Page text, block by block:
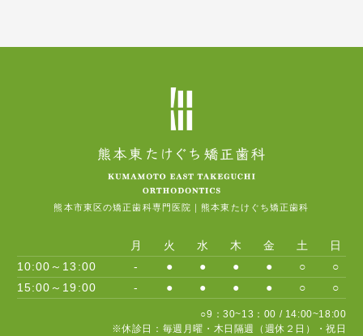
熊本市東区の矯正歯科専門医院｜熊本東たけぐち矯正歯科
月 火 水 木 金 土
日
10:00～13:00
- ● ● ● ● ○
○
15:00～19:00
- ● ● ● ● ○ ○
○9：30~13：00 / 14:00~18:00
※休診日：毎週月曜・木日隔週（週休２日）・祝日